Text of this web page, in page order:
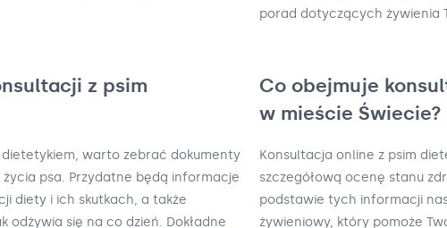
porad dotyczących żywienia
z psim
warto zebrać dokumenty
psa. Przydatne będą informacje
diety i ich skutkach, a także
odżywia się na co dzień. Dokładne
Co obejmuje
w mieście Świecie?
Konsultacja online z psim
szczegółową ocenę stanu
podstawie tych informacji
żywieniowy, który pomoże